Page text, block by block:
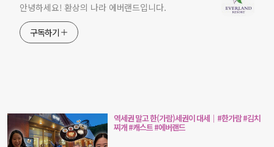
안녕하세요! 환상의 나라 에버랜드입니다.
구독하기
역세권 말고 한(가람)세권이 대세｜#한가람 #김치
찌개 #캐스트 #에버랜드